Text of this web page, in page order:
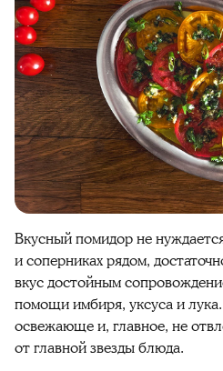
Вкусный помидор не
и соперниках рядом,
вкус достойным
помощи имбиря, уксуса и
освежающе и, главное, не
от главной звезды блюда.